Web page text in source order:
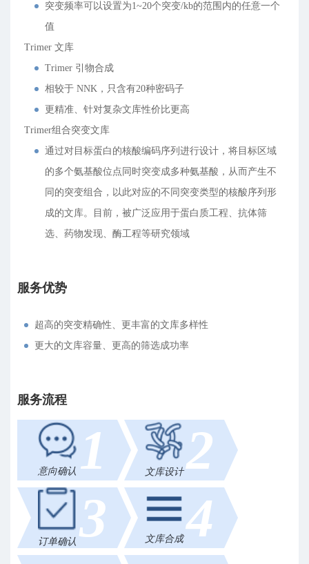
突变频率可以设置为1~20个突变/kb的范围内的任意一个
值
Trimer 文库
Trimer 引物合成
相较于 NNK，只含有20种密码子
更精准、针对复杂文库性价比更高
Trimer组合突变文库
通过对目标蛋白的核酸编码序列进行设计，将目标区域
的多个氨基酸位点同时突变成多种氨基酸，从而产生不
同的突变组合，以此对应的不同突变类型的核酸序列形
成的文库。目前，被广泛应用于蛋白质工程、抗体筛
选、药物发现、酶工程等研究领域
服务优势
超高的突变精确性、更丰富的文库多样性
更大的文库容量、更高的筛选成功率
服务流程
意向确认 1 文库设计 2
订单确认 3 文库合成 4